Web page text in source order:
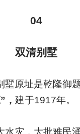
04
双清别墅
墅原址是乾隆御
， 建于1917年。
水灾，大批难民